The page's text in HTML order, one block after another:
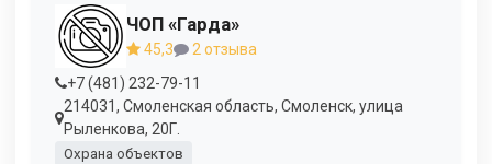
ЧОП «Гарда»
45,3
2 отзыва
+7 (481) 232-79-11
214031, Смоленская область, Смоленск, улица
Рыленкова, 20Г.
Охрана объектов